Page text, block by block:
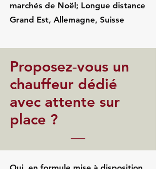
marchés de Noël; Longue distance
Grand Est, Allemagne, Suisse
Proposez‑vous un
chauffeur dédié
avec attente sur
place ?